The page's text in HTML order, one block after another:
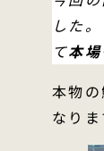
した
て本
本物
なり